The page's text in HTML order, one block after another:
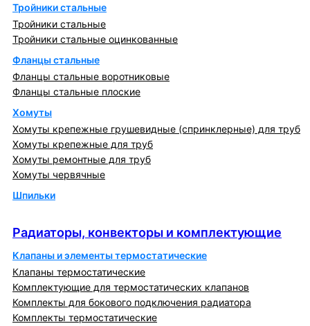
Тройники стальные
Тройники стальные
Тройники стальные оцинкованные
Фланцы стальные
Фланцы стальные воротниковые
Фланцы стальные плоские
Хомуты
Хомуты крепежные грушевидные (спринклерные) для труб
Хомуты крепежные для труб
Хомуты ремонтные для труб
Хомуты червячные
Шпильки
Радиаторы, конвекторы и комплектующие
Клапаны и элементы термостатические
Клапаны термостатические
Комплектующие для термостатических клапанов
Комплекты для бокового подключения радиатора
Комплекты термостатические